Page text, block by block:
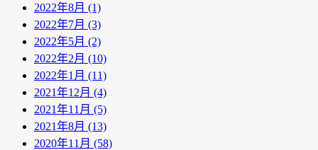
2022年8月 (1)
2022年7月 (3)
2022年5月 (2)
2022年2月 (10)
2022年1月 (11)
2021年12月 (4)
2021年11月 (5)
2021年8月 (13)
2020年11月 (58)